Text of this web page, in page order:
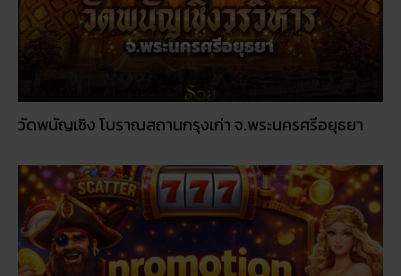
วัดพนัญเชิง โบราณสถานกรุงเก่า จ.พระนครศรีอยุธยา